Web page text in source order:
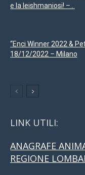
e la leishmaniosi! –...
“Enci Winner 2022 &
18/12/2022 – Milano
LINK UTILI:
ANAGRAFE
REGIONE